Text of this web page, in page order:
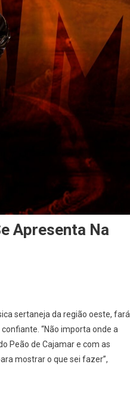
Apresenta Na
sertaneja da região oeste, fará
“Não importa onde a
Peão de Cajamar e com as
mostrar o que sei fazer”,